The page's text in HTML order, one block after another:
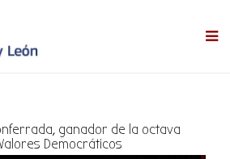
ganador de la octava
Democráticos